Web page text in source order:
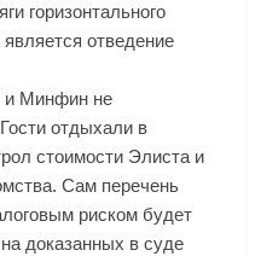
горизонтального
является отведение
и Минфин не
отдыхали в
стоимости Элиста и
Сам перечень
риском будет
доказанных в суде